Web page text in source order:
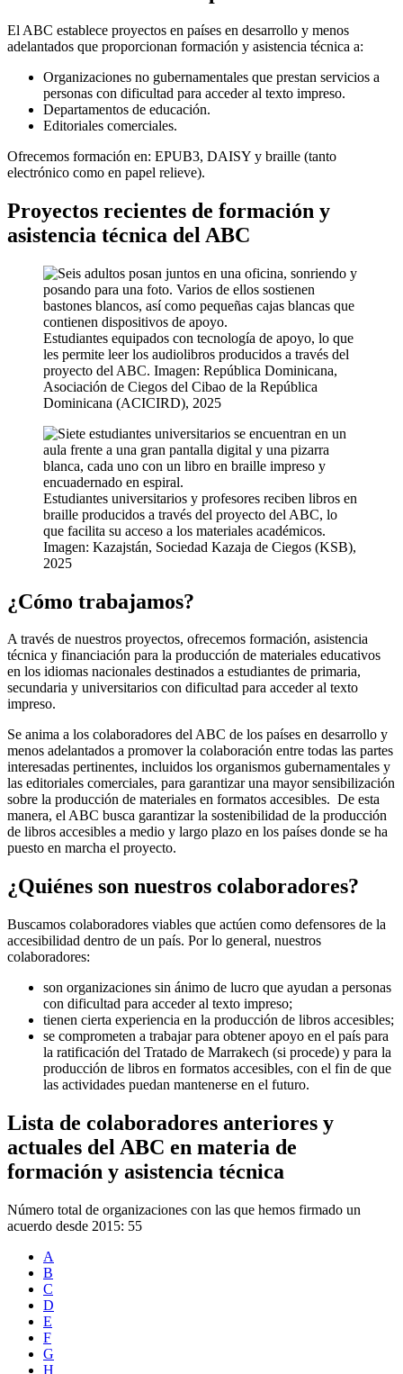
El ABC establece proyectos en países en desarrollo y menos
adelantados que proporcionan formación y asistencia técnica a:
Organizaciones no gubernamentales que prestan servicios a
personas con dificultad para acceder al texto impreso.
Departamentos de educación.
Editoriales comerciales.
Ofrecemos formación en: EPUB3, DAISY y braille (tanto
electrónico como en papel relieve).
Proyectos recientes de formación y
asistencia técnica del ABC
Estudiantes equipados con tecnología de apoyo, lo que
les permite leer los audiolibros producidos a través del
proyecto del ABC. Imagen: República Dominicana,
Asociación de Ciegos del Cibao de la República
Dominicana (ACICIRD), 2025
Estudiantes universitarios y profesores reciben libros en
braille producidos a través del proyecto del ABC, lo
que facilita su acceso a los materiales académicos.
Imagen: Kazajstán, Sociedad Kazaja de Ciegos (KSB),
2025
¿Cómo trabajamos?
A través de nuestros proyectos, ofrecemos formación, asistencia
técnica y financiación para la producción de materiales educativos
en los idiomas nacionales destinados a estudiantes de primaria,
secundaria y universitarios con dificultad para acceder al texto
impreso.
Se anima a los colaboradores del ABC de los países en desarrollo y
menos adelantados a promover la colaboración entre todas las partes
interesadas pertinentes, incluidos los organismos gubernamentales y
las editoriales comerciales, para garantizar una mayor sensibilización
sobre la producción de materiales en formatos accesibles. De esta
manera, el ABC busca garantizar la sostenibilidad de la producción
de libros accesibles a medio y largo plazo en los países donde se ha
puesto en marcha el proyecto.
¿Quiénes son nuestros colaboradores?
Buscamos colaboradores viables que actúen como defensores de la
accesibilidad dentro de un país. Por lo general, nuestros
colaboradores:
son organizaciones sin ánimo de lucro que ayudan a personas
con dificultad para acceder al texto impreso;
tienen cierta experiencia en la producción de libros accesibles;
se comprometen a trabajar para obtener apoyo en el país para
la ratificación del Tratado de Marrakech (si procede) y para la
producción de libros en formatos accesibles, con el fin de que
las actividades puedan mantenerse en el futuro.
Lista de colaboradores anteriores y
actuales del ABC en materia de
formación y asistencia técnica
Número total de organizaciones con las que hemos firmado un
acuerdo desde 2015: 55
A
B
C
D
E
F
G
H